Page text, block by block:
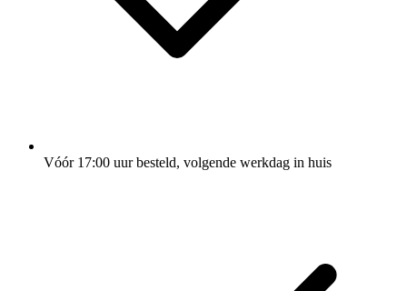
Vóór 17:00 uur besteld, volgende werkdag in huis